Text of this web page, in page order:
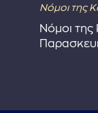
Νόμοι της
Νόμοι